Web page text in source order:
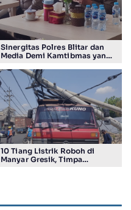
Sinergitas Polres Blitar dan
Media Demi Kamtibmas yang
10 Tiang Listrik Roboh di
Manyar Gresik, Timpa